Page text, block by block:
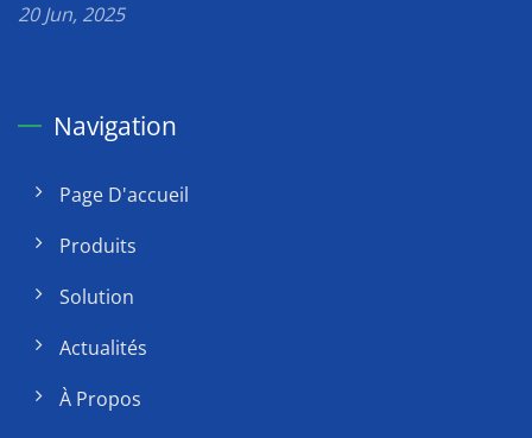
20 Jun, 2025
Navigation
Page D'accueil
Produits
Solution
Actualités
À Propos